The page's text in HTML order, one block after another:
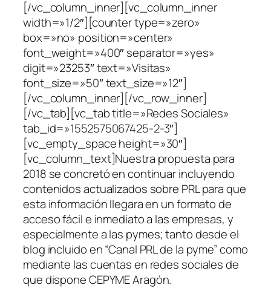
[/vc_column_inner][vc_column_inner
width=»1/2″][counter type=»zero»
box=»no» position=»center»
font_weight=»400″ separator=»yes»
digit=»23253″ text=»Visitas»
font_size=»50″ text_size=»12″]
[/vc_column_inner][/vc_row_inner]
[/vc_tab][vc_tab title=»Redes Sociales»
tab_id=»1552575067425-2-3″]
[vc_empty_space height=»30″]
[vc_column_text]Nuestra propuesta para
2018 se concretó en continuar incluyendo
contenidos actualizados sobre PRL para que
esta información llegara en un formato de
acceso fácil e inmediato a las empresas, y
especialmente a las pymes; tanto desde el
blog incluido en “Canal PRL de la pyme” como
mediante las cuentas en redes sociales de
que dispone CEPYME Aragón.